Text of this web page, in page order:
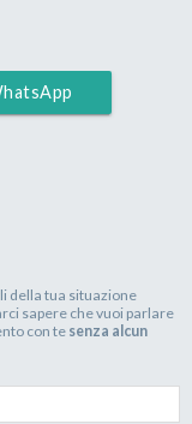
della tua situazione
sapere che vuoi parlare
con te senza alcun